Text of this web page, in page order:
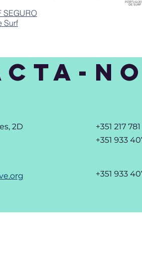
SEGURO
Surf
2D
+351 217
+351 933
+351 933